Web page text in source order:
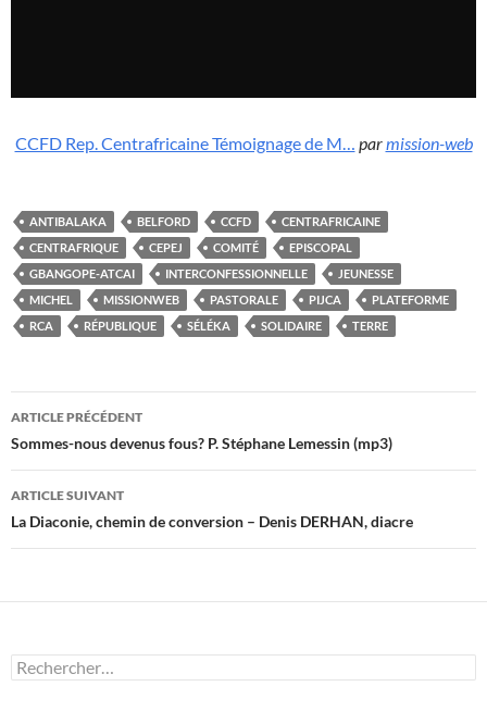
CCFD Rep. Centrafricaine Témoignage de M… parmission-web
ANTIBALAKA BELFORD CCFD
CENTRAFRICAINE
CENTRAFRIQUE
CEPEJ COMITÉ
EPISCOPAL
GBANGOPE-ATCAI
INTERCONFESSIONNELLE
JEUNESSE
MICHEL
MISSIONWEB PASTORALE PIJCA
PLATEFORME
RCA
RÉPUBLIQUE SÉLÉKA SOLIDAIRE TERRE
Navigation
des
articles
ARTICLE PRÉCÉDENT
Sommes-nous devenus fous? P. Stéphane Lemessin (mp3)
ARTICLE SUIVANT
La Diaconie, chemin de conversion – Denis DERHAN, diacre
Rechercher :